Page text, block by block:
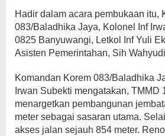
Hadir dalam acara pembukaan itu,
083/Baladhika Jaya, Kolonel Inf
0825 Banyuwangi, Letkol Inf Yuli
Asisten Pemerintahan, Sih
Komandan Korem 083/Baladhika
Irwan Subekti mengatakan, TMMD
menargetkan pembangunan
meter sebagai sasaran utama.
akses jalan sejauh 854 meter.